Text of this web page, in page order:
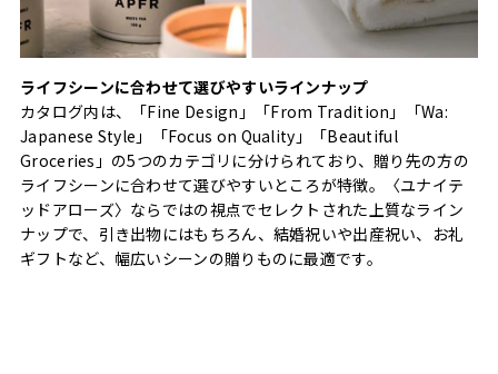
ライフシーンに合わせて選びやすいラインナップ
カタログ内は、「Fine Design」「From Tradition」「Wa:
Japanese Style」「Focus on Quality」「Beautiful
Groceries」の5つのカテゴリに分けられており、贈り先の方の
ライフシーンに合わせて選びやすいところが特徴。〈ユナイテ
ッドアローズ〉ならではの視点でセレクトされた上質なライン
ナップで、引き出物にはもちろん、結婚祝いや出産祝い、お礼
ギフトなど、幅広いシーンの贈りものに最適です。